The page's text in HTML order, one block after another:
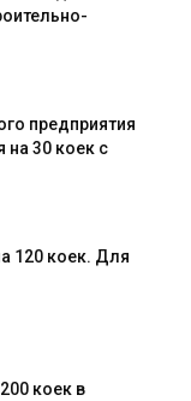
предприятия
на 30 коек с
120 коек. Для
коек в